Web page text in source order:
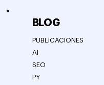
BLOG
PUBLICACIONES
AI
SEO
PY